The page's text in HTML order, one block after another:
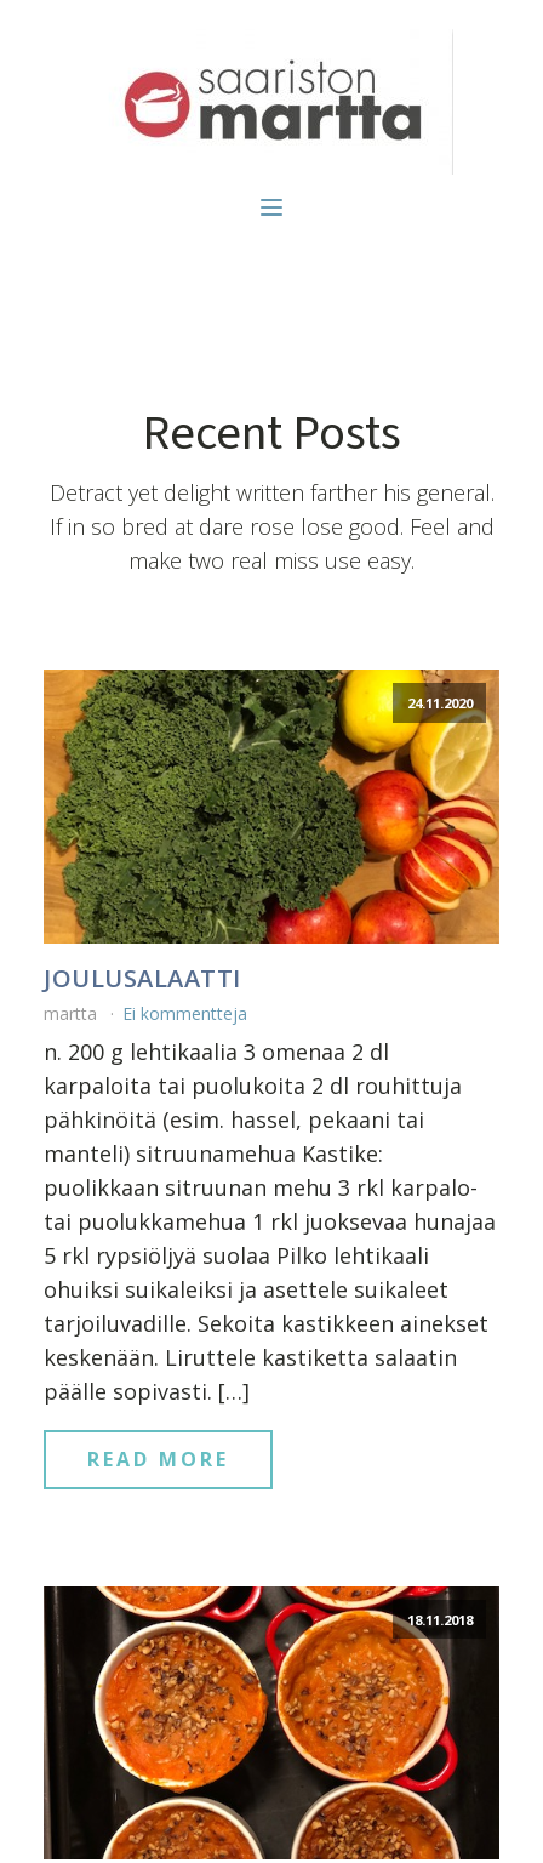
Recent Posts
Detract yet delight written farther his general.
If in so bred at dare rose lose good. Feel and
make two real miss use easy.
24.11.2020
JOULUSALAATTI
martta Ei kommentteja
n. 200 g lehtikaalia 3 omenaa 2 dl
karpaloita tai puolukoita 2 dl rouhittuja
pähkinöitä (esim. hassel, pekaani tai
manteli) sitruunamehua Kastike:
puolikkaan sitruunan mehu 3 rkl karpalo-
tai puolukkamehua 1 rkl juoksevaa hunajaa
5 rkl rypsiöljyä suolaa Pilko lehtikaali
ohuiksi suikaleiksi ja asettele suikaleet
tarjoiluvadille. Sekoita kastikkeen ainekset
keskenään. Liruttele kastiketta salaatin
päälle sopivasti. […]
READ MORE
18.11.2018